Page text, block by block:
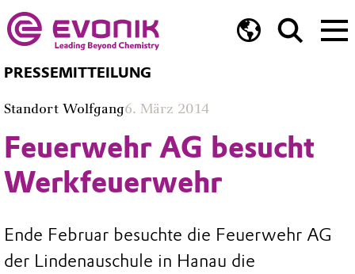
PRESSEMITTEILUNG
Standort Wolfgang6. März 2014
Feuerwehr AG besucht
Werkfeuerwehr
Ende Februar besuchte die Feuerwehr AG
der Lindenauschule in Hanau die